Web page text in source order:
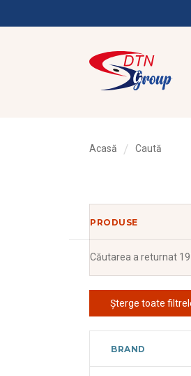
Acasă Caută
PRODUSE
Căutarea a returnat
Șterge toate
BRAND